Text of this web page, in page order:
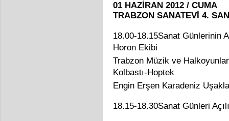
01 HAZİRAN 2012 / CUMA
TRABZON SANATEVİ 4.
18.00-18.15Sanat Günlerinin
Horon Ekibi
Trabzon Müzik ve
Kolbastı-Hoptek
Engin Erşen Karadeniz
18.15-18.30Sanat Günleri